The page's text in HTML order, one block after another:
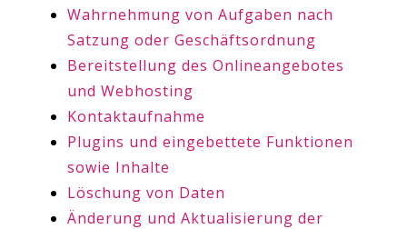
Wahrnehmung von Aufgaben nach
Satzung oder Geschäftsordnung
Bereitstellung des Onlineangebotes
und Webhosting
Kontaktaufnahme
Plugins und eingebettete Funktionen
sowie Inhalte
Löschung von Daten
Änderung und Aktualisierung der